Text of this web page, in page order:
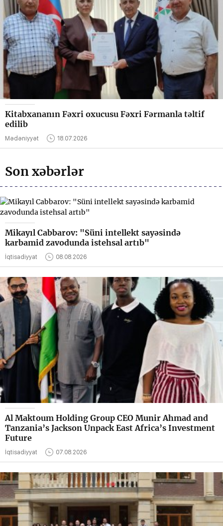
Kitabxananın Fəxri oxucusu Fəxri Fərmanla təltif
edilib
Mədəniyyət 18.07.2026
Son xəbərlər
Mikayıl Cabbarov: "Süni intellekt sayəsində
karbamid zavodunda istehsal artıb"
İqtisadiyyat 08.08.2026
Al Maktoum Holding Group CEO Munir Ahmad and
Tanzania’s Jackson Unpack East Africa’s Investment
Future
İqtisadiyyat 07.08.2026